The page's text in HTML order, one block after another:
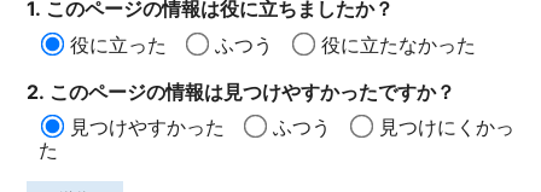
1. このページの情報は役に立ちましたか？
役に立った
ふつう
役に立たなかった
2. このページの情報は見つけやすかったですか？
見つけやすかった
ふつう
見つけにくかっ
た